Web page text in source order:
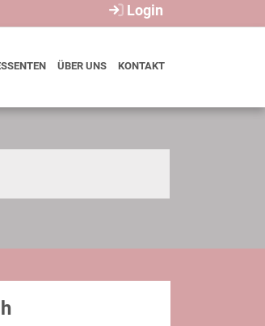
Login
ÜBER UNS KONTAKT